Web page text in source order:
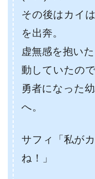
その後はカイ
を出奔。
虚無感を抱い
動していたの
勇者になった
へ。
サフィ「私が
ね！」